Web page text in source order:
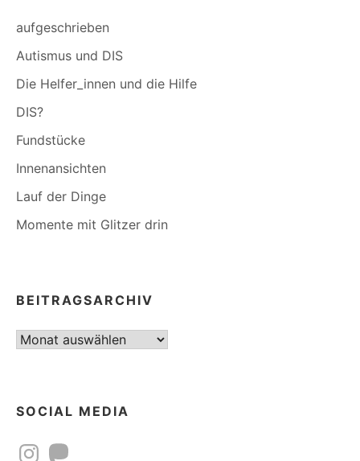
aufgeschrieben
Autismus und DIS
Die Helfer_innen und die Hilfe
DIS?
Fundstücke
Innenansichten
Lauf der Dinge
Momente mit Glitzer drin
BEITRAGSARCHIV
Beitragsarchiv
SOCIAL MEDIA
InstagramMastodon